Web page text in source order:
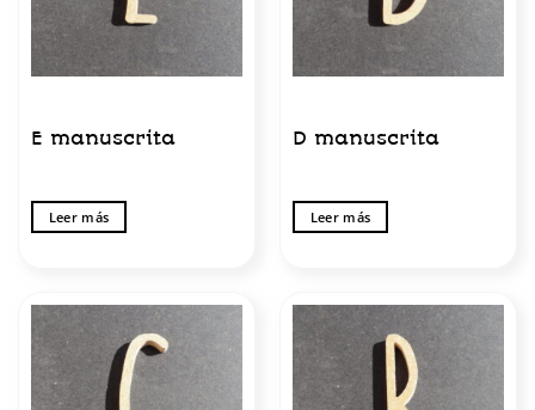
E manuscrita
Leer más
D manuscrita
Leer más